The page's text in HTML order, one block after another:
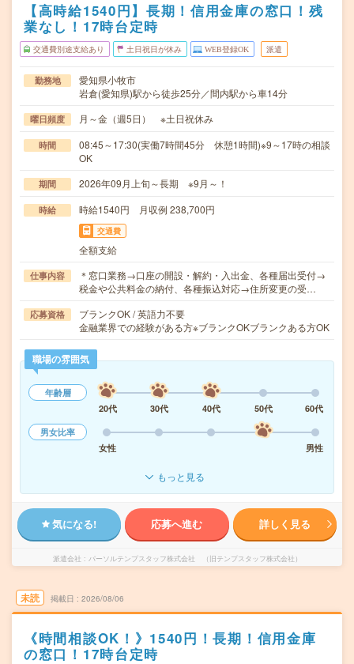
【高時給1540円】長期！信用金庫の窓口！残
業なし！17時台定時
交通費別途支給あり 土日祝日が休み WEB登録OK 派遣
勤務地
愛知県小牧市
岩倉(愛知県)駅から徒歩25分／間内駅から車14分
曜日頻度 月～金（週5日） ※土日祝休み
時間
08:45～17:30(実働7時間45分 休憩1時間)※9～17時の相談
OK
期間 2026年09月上旬～長期 ※9月～！
時給 時給1540円 月収例 238,700円
交通費
全額支給
仕事内容
＊窓口業務→口座の開設・解約・入出金、各種届出受付→
税金や公共料金の納付、各種振込対応→住所変更の受…
応募資格
ブランクOK / 英語力不要
金融業界での経験がある方※ブランクOKブランクある方OK
職場の雰囲気
年齢層
20代
30代 40代 50代
60代
男女比率
女性
男性
もっと見る
気になる! 応募へ進む 詳しく見る
派遣会社 パーソルテンプスタッフ株式会社 （旧テンプスタッフ株式会社）
未読 掲載日 2026/08/06
《時間相談OK！》1540円！長期！信用金庫
の窓口！17時台定時